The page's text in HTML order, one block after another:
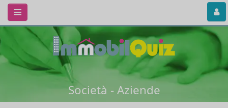
Società - Aziende